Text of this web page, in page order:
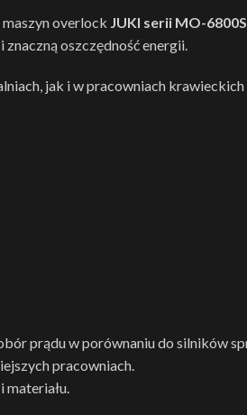
overlock JUKI serii MO-6800S
oszczędność energii.
jak i w pracowniach
prądu w porównaniu do silników
pracowniach.